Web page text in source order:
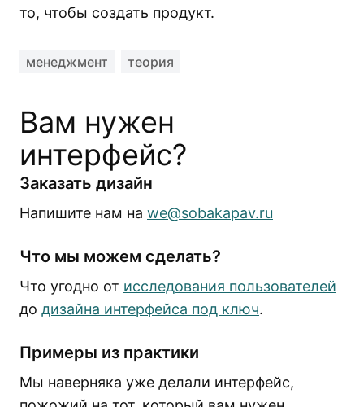
то, чтобы создать продукт.
менеджмент теория
Вам нужен
интерфейс?
Заказать дизайн
Напишите нам на we@sobakapav.ru
Что мы можем сделать?
Что угодно от исследования пользователей
до дизайна интерфейса под ключ.
Примеры из практики
Мы наверняка уже делали интерфейс,